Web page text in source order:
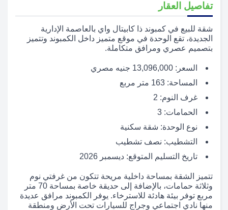
تفاصيل العقار
شقة للبيع في كمبوند ذا كابيتال واي بالعاصمة الإدارية
الجديدة، تقع الوحدة في موقع متميز داخل الكمبوند وتتميز
بتصميم عصري ومرافق متكاملة.
السعر: 13,096,000 جنيه مصري
المساحة: 163 متر مربع
غرف النوم: 2
الحمامات: 3
نوع الوحدة: شقة سكنية
التشطيب: نصف تشطيب
تاريخ التسليم المتوقع: ديسمبر 2026
تتميز الشقة بمساحة داخلية مريحة تتكون من غرفتي نوم
وثلاثة حمامات، بالإضافة إلى حديقة خاصة بمساحة 70 متر
مربع توفر بيئة هادئة للاسترخاء. يوفر الكمبوند مرافق عديدة
منها نادي اجتماعي وجراج للسيارات تحت الأرض ومنطقة